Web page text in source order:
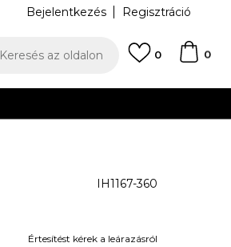
Bejelentkezés Regisztráció
Keresés az oldalon 0
0
IH1167-360
Értesítést kérek a leárazásról